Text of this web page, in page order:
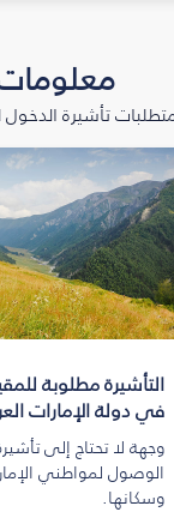
تأشيرة
التأشيرة مطلوبة
في دولة الإمارات
وجهة لا تحتاج إلى
الوصول لمواطني
وسكانها.